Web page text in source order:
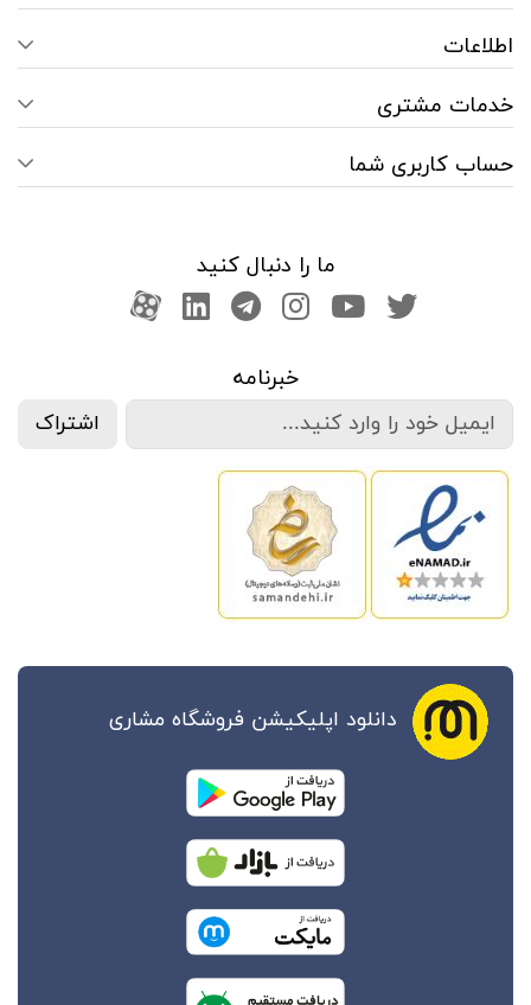
اطلاعات
خدمات مشتری
حساب کاربری شما
ما را دنبال کنید
صفحه تویتر
کانال یوتوب
اینستاگرام
کانال تلگرام
کانال لینکدین
آپارات
خبرنامه
اشتراک
دانلود اپلیکیشن فروشگاه مشاری